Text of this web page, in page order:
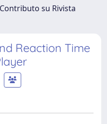
su Rivista
Reaction Time